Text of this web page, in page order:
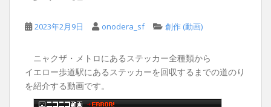
2023年2月9日 onodera_sf 創作 (動画)
ニャクザ・メトロにあるステッカー全種類から
イエロー歩道駅にあるステッカーを回収するまでの道のり
を紹介する動画です。